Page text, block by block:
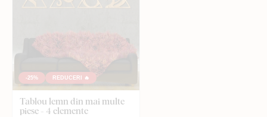
-25% REDUCERI 🔥
Tablou lemn din mai multe
piese - 4 elemente